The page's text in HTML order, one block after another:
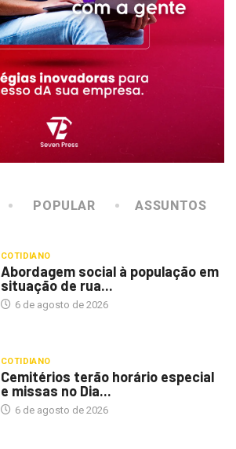
POPULAR ASSUNTOS
COTIDIANO
Abordagem social à população em
situação de rua...
6 de agosto de 2026
COTIDIANO
Cemitérios terão horário especial
e missas no Dia...
6 de agosto de 2026